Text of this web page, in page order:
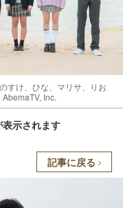
すけ、ひな、マリサ、りお
Inc.
示されます
記事に戻る